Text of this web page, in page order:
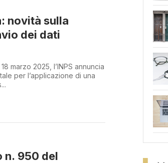
novità sulla
dei dati
marzo 2025, l’INPS annuncia
per l’applicazione di una
n. 950 del